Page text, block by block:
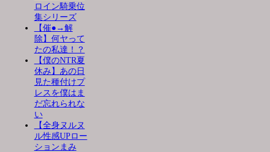
ロイン騎乗位
集シリーズ
【催●→解
除】何ヤって
たの私達！？
【僕のNTR夏
休み】あの日
見た種付けプ
レスを僕はま
だ忘れられな
い
【全身ヌルヌ
ル性感UPロー
ションまみ